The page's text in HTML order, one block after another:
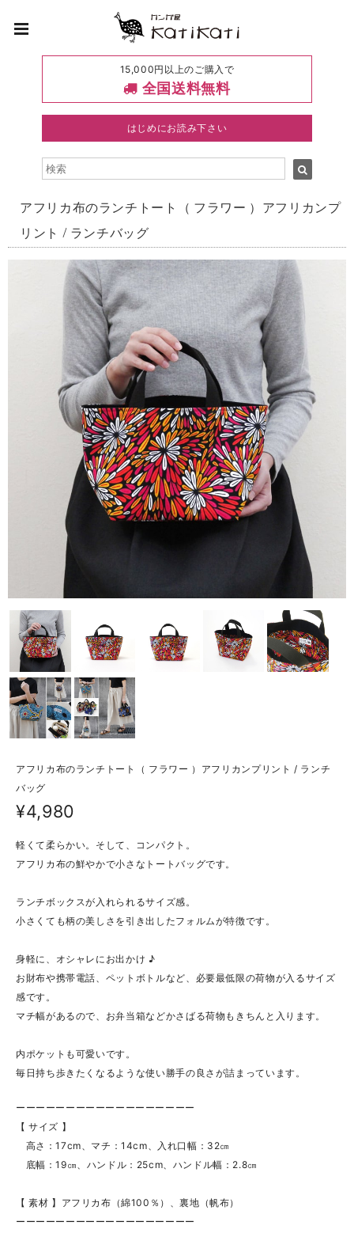
15,000円以上のご購入で
全国送料無料
はじめにお読み下さい
アフリカ布のランチトート（ フラワー ）アフリカンプ
リント / ランチバッグ
アフリカ布のランチトート（ フラワー ）アフリカンプリント / ランチ
バッグ
¥4,980
軽くて柔らかい。そして、コンパクト。
アフリカ布の鮮やかで小さなトートバッグです。
ランチボックスが入れられるサイズ感。
小さくても柄の美しさを引き出したフォルムが特徴です。
身軽に、オシャレにお出かけ ♪
お財布や携帯電話、ペットボトルなど、必要最低限の荷物が入るサイズ
感です。
マチ幅があるので、お弁当箱などかさばる荷物もきちんと入ります。
内ポケットも可愛いです。
毎日持ち歩きたくなるような使い勝手の良さが詰まっています。
ーーーーーーーーーーーーーーーーーー
【 サイズ 】
高さ：17cm、マチ：14cm、入れ口幅：32㎝
底幅：19㎝、ハンドル：25cm、ハンドル幅：2.8㎝
【 素材 】アフリカ布（綿100％）、裏地（帆布）
ーーーーーーーーーーーーーーーーーー